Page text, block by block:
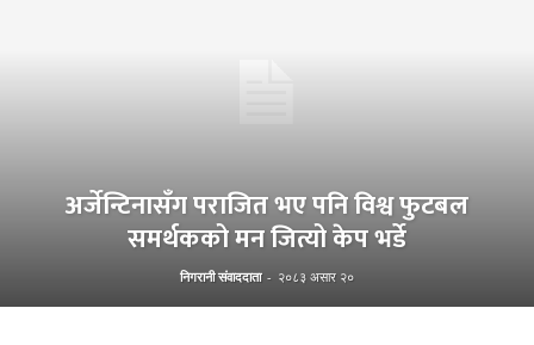
अर्जेन्टिनासँग पराजित भए पनि विश्व फुटबल
समर्थकको मन जित्यो केप भर्डे
निगरानी संवाददाता - २०८३ असार २०